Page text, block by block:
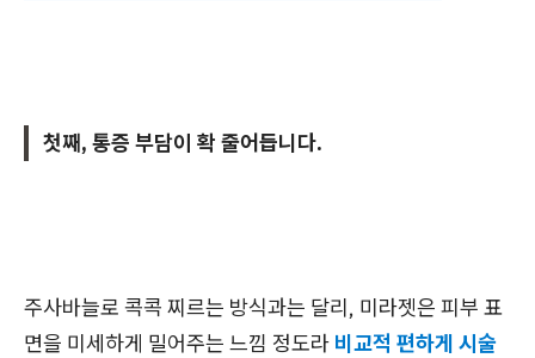
첫째, 통증 부담이 확 줄어듭니다.
주사바늘로 콕콕 찌르는 방식과는 달리, 미라젯은 피부 표
면을 미세하게 밀어주는 느낌 정도라 비교적 편하게 시술